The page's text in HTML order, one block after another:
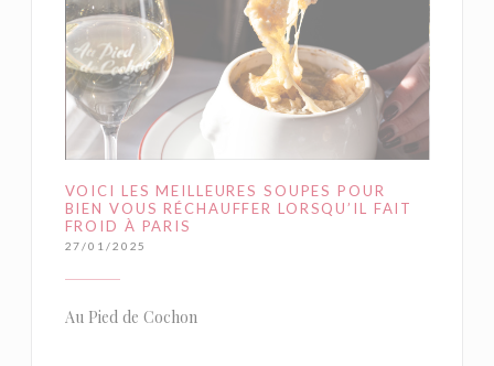
VOICI LES MEILLEURES SOUPES POUR
BIEN VOUS RÉCHAUFFER LORSQU’IL FAIT
FROID À PARIS
27/01/2025
Au Pied de Cochon